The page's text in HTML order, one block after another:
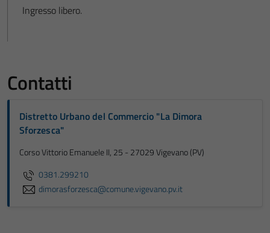
Ingresso libero.
Contatti
Distretto Urbano del Commercio "La Dimora
Sforzesca"
Corso Vittorio Emanuele II, 25 - 27029 Vigevano (PV)
0381.299210
dimorasforzesca@comune.vigevano.pv.it